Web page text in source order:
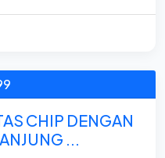
CHIP DENGAN
...